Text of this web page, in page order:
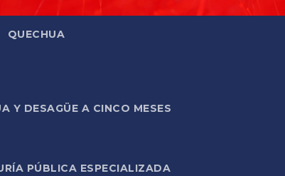
QUECHUA
Y DESAGÜE A CINCO MESES
PÚBLICA ESPECIALIZADA